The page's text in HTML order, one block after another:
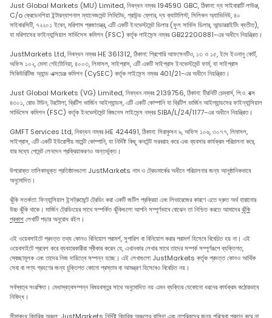
Just Global Markets (MU) Limited, নিবন্ধন নম্বর 194590 GBC, ঠিকানা: দ্য সাইবারাটি লাউঞ্জ,
C/o ক্রেডেনশিয়া ইন্টারন্যাশনাল ম্যানেজমেন্ট লিমিটেড, গ্রাউন্ড ফ্লোর, দ্য ক্যাটালিস্ট, সিলিকন অ্যাভিনিউ, ৪০
সাইবারসিটি, ৭২২০১ ইবেন, মরিশাস প্রজাতন্ত্র, এটি একটি ইনভেস্টমেন্ট ডিলার (ফুল সার্ভিস ডিলার, আন্ডাররাইটিং ব্যতীত),
যা মরিশাসের ফাইন্যান্সিয়াল সার্ভিসেস কমিশন (FSC) কর্তৃক লাইসেন্স নম্বর GB22200881-এর অধীনে নিয়ন্ত্রিত।
JustMarkets Ltd, নিবন্ধন নম্বর HE 361312, ঠিকানা: গ্রিগোরি আফসেনটিও, ১৩ ও ১৫, ইদে ইওনানু কোর্ট,
অফিস ১০২, মেসা গেইটোনিয়া, ৪০০৩, লিমাসল, সাইপ্রাস, এটি একটি সাইপ্রাস ইনভেস্টমেন্ট ফার্ম, যা সাইপ্রাস
সিকিউরিটিজ অ্যান্ড এক্সচেঞ্জ কমিশন (CySEC) কর্তৃক লাইসেন্স নম্বর 401/21-এর অধীনে নিয়ন্ত্রিত।
Just Global Markets (VG) Limited, নিবন্ধন নম্বর 2139756, ঠিকানা: ট্রিনিটি চেম্বার্স, পি.ও. বক্স
৪৩০১, রোড টাউন, টরটোলা, ব্রিটিশ ভার্জিন আইল্যান্ডস, এটি একটি কোম্পানি যা ব্রিটিশ ভার্জিন আইল্যান্ডসের ফাইন্যান্সিয়াল
সার্ভিসেস কমিশন (FSC) কর্তৃক ইনভেস্টমেন্ট বিজনেস লাইসেন্স নম্বর SIBA/L/24/1177-এর অধীনে নিয়ন্ত্রিত।
GMFT Services Ltd, নিবন্ধন নম্বর HE 424491, ঠিকানা: সিরাকুসন ৯, অফিস ১০৬, ৩০৭৭, লিমাসল,
সাইপ্রাস, এটি একটি ইউরোপীয় মার্চেন্ট কোম্পানি, যা নির্দিষ্ট কিছু কনটেন্ট সরবরাহ করে এবং ব্যবসার কার্যক্রম পরিচালনা করে,
যার মধ্যে পেমেন্ট লেনদেন প্রক্রিয়াকরণও অন্তর্ভুক্ত।
উপরোক্ত তালিকাভুক্ত প্রতিষ্ঠানগুলো JustMarkets নাম ও ট্রেডমার্কের অধীনে পরিচালনার জন্য আনুষ্ঠানিকভাবে
অনুমোদিত।
ঝুঁকি সতর্কতা: ফিন্যান্সিয়াল ইন্সট্রুমেন্টে ট্রেডিং করা একটি জটিল প্রক্রিয়া এবং লিভারেজের কারণে এতে দ্রুত অর্থ হারানোর
উচ্চ ঝুঁকি থাকে। মার্জিন ট্রেডিংয়ের সাথে সম্পর্কিত ঝুঁকিগুলো আপনি সম্পূর্ণভাবে বোঝেন তা নিশ্চিত করতে আমাদেরঝুঁকি
প্রকাশলেখাটি পড়ার অনুরোধ রইল।
এই ওয়েবসাইটে প্রদত্ত তথ্য কোনও বিনিয়োগ পরামর্শ, সুপারিশ বা বিনিয়োগ করার পরামর্শ হিসেবে বিবেচিত হয় না। এই
ওয়েবসাইটে প্রবেশ করে ব্যবহারকারীরা স্বীকার করেন যে, এখানকার লেখার সাথে তাদের সম্পর্ক সম্পূর্ণরূপে ব্যক্তিগত,
স্বেচ্ছামূলক এবং তাদের নিজ দায়িত্বে সম্পন্ন হচ্ছে। এই লেখাগুলো JustMarkets কর্তৃক প্রদত্ত কোনও আর্থিক
সেবা বা পণ্য গ্রহণের জন্য চুক্তিগত কোনো প্রস্তাব বা আমন্ত্রণ হিসেবেও বিবেচিত নয়।
সর্বস্বত্ব সংরক্ষিত। মেধাস্বত্বসম্পন্ন বিষয়বস্তুর সাথে অনুমোদিত নয় এমন ব্যক্তির যেকোনো ধরনের কার্যক্রম কঠোরভাবে
নিষিদ্ধ।